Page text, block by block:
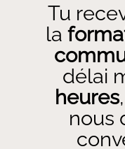
Tu
la
délai
heures
nous